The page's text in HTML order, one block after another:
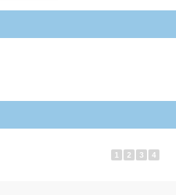
1 2 3 4